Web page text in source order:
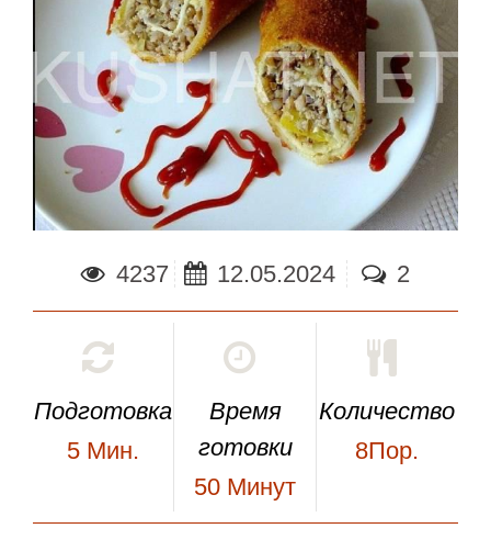
4237 12.05.2024 2
Подготовка
5 Мин.
Время
готовки
50 Минут
Количество
8Пор.